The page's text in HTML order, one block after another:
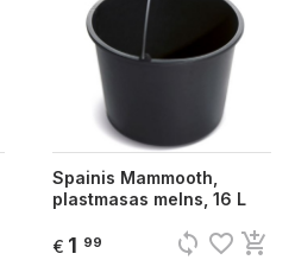
Spainis Mammooth,
plastmasas melns, 16 L
€ 1 99 sync favorite_border add_shopping_cart